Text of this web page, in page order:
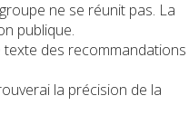
ne se réunit pas. La
publique.
des recommandations
la précision de la